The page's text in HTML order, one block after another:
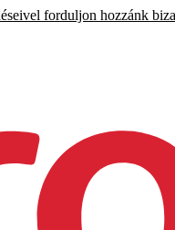
forduljon hozzánk